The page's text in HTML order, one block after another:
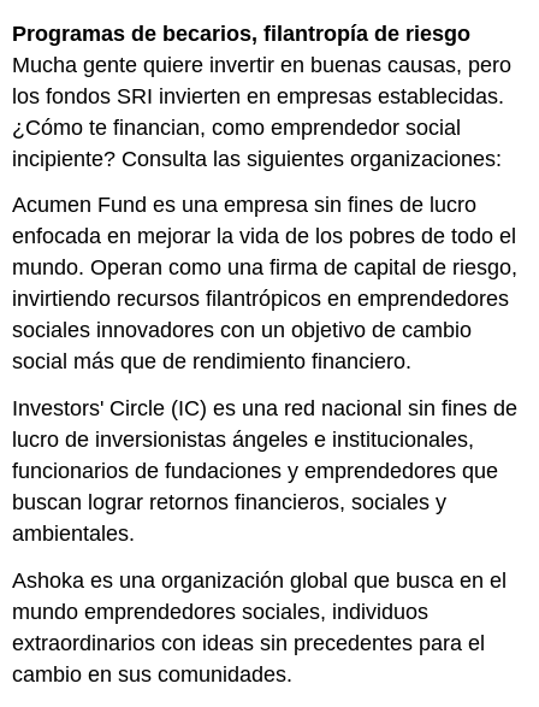
Programas de becarios, filantropía de riesgo
Mucha gente quiere invertir en buenas causas, pero
los fondos SRI invierten en empresas establecidas.
¿Cómo te financian, como emprendedor social
incipiente? Consulta las siguientes organizaciones:
Acumen Fund es una empresa sin fines de lucro
enfocada en mejorar la vida de los pobres de todo el
mundo. Operan como una firma de capital de riesgo,
invirtiendo recursos filantrópicos en emprendedores
sociales innovadores con un objetivo de cambio
social más que de rendimiento financiero.
Investors' Circle (IC) es una red nacional sin fines de
lucro de inversionistas ángeles e institucionales,
funcionarios de fundaciones y emprendedores que
buscan lograr retornos financieros, sociales y
ambientales.
Ashoka es una organización global que busca en el
mundo emprendedores sociales, individuos
extraordinarios con ideas sin precedentes para el
cambio en sus comunidades.